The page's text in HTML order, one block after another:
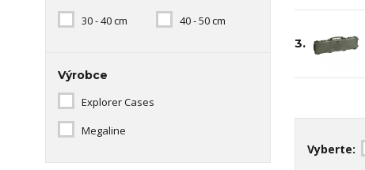
30 - 40 cm
40 - 50 cm
Výrobce
Explorer Cases
Megaline
3.
Vyberte: